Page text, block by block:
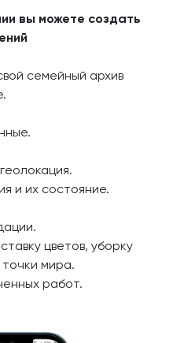
вы можете создать
семейный архив
и их состояние.
цветов, уборку
мира.
работ.